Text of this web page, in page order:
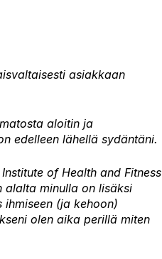
asiakkaan
aloitin ja
edelleen lähellä sydäntäni.
of Health and Fitness
alalta minulla on lisäksi
(ja kehoon)
olen aika perillä miten